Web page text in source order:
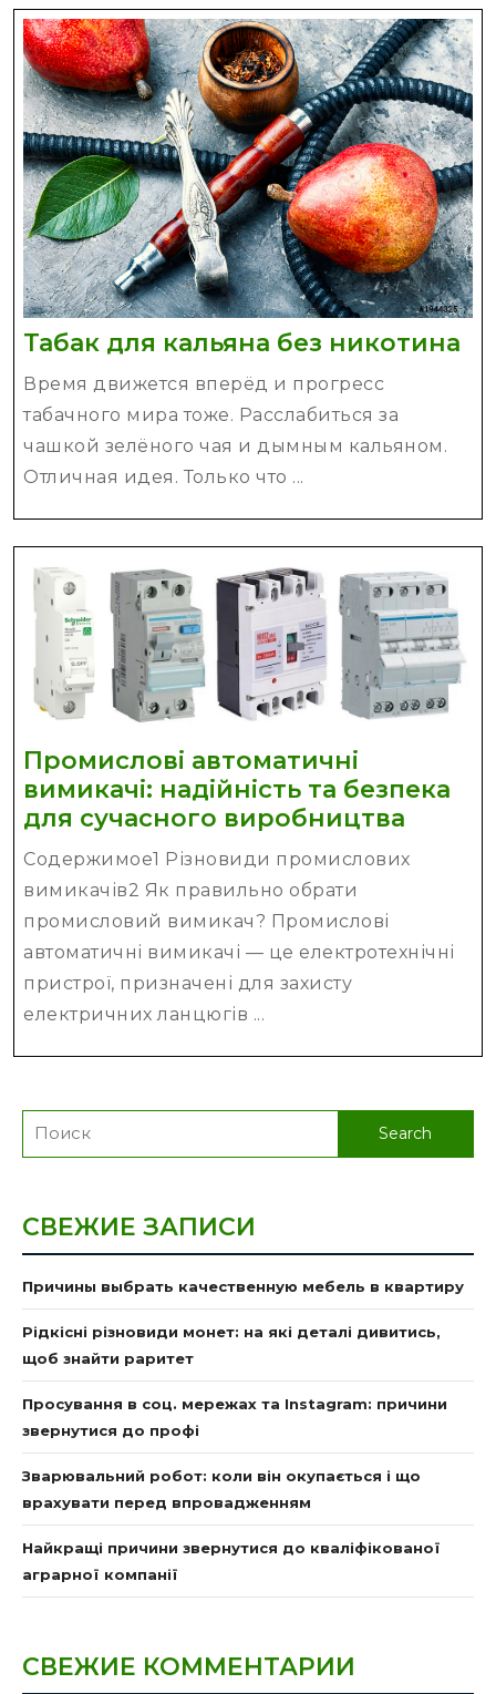
Табак для кальяна без никотина
Время движется вперёд и прогресс
табачного мира тоже. Расслабиться за
чашкой зелёного чая и дымным кальяном.
Отличная идея. Только что ...
Промислові автоматичні
вимикачі: надійність та безпека
для сучасного виробництва
Содержимое1 Різновиди промислових
вимикачів2 Як правильно обрати
промисловий вимикач? Промислові
автоматичні вимикачі — це електротехнічні
пристрої, призначені для захисту
електричних ланцюгів ...
Search
СВЕЖИЕ ЗАПИСИ
Причины выбрать качественную мебель в квартиру
Рідкісні різновиди монет: на які деталі дивитись,
щоб знайти раритет
Просування в соц. мережах та Instagram: причини
звернутися до профі
Зварювальний робот: коли він окупається і що
врахувати перед впровадженням
Найкращі причини звернутися до кваліфікованої
аграрної компанії
СВЕЖИЕ КОММЕНТАРИИ